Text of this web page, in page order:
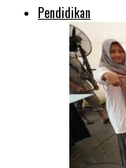
Pendidikan